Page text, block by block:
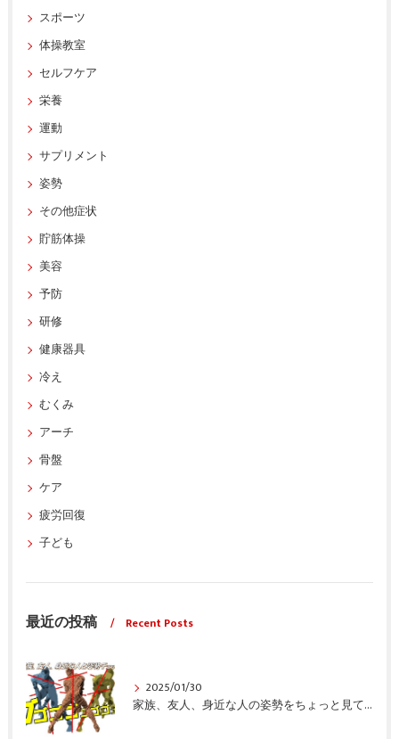
スポーツ
体操教室
セルフケア
栄養
運動
サプリメント
姿勢
その他症状
貯筋体操
美容
予防
研修
健康器具
冷え
むくみ
アーチ
骨盤
ケア
疲労回復
子ども
最近の投稿 Recent Posts
2025/01/30
家族、友人、身近な人の姿勢をちょっと見てみませんか？